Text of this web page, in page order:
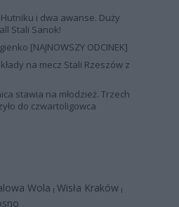
i dwa awanse. Duży
Stali Sanok!
[NAJNOWSZY ODCINEK]
na mecz Stali Rzeszów z
stawia na młodzież. Trzech
do czwartoligowca
Wola | Wisła Kraków|